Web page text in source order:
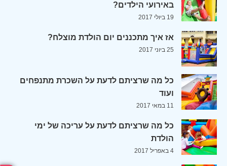
באירועי הילדים?
19 ביולי 2017
אז איך מתכננים יום הולדת מוצלח?
25 ביוני 2017
כל מה שרציתם לדעת על השכרת מתנפחים
ועוד
11 במאי 2017
כל מה שרציתם לדעת על עריכה של ימי
הולדת
4 באפריל 2017